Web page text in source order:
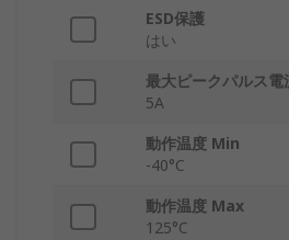
ESD保護
はい
最大ピークパルス
5A
動作温度 Min
-40°C
動作温度 Max
125°C